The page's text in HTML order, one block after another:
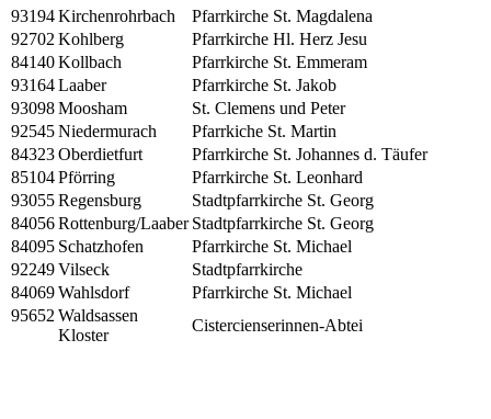
93194Kirchenrohrbach
Pfarrkirche St. Magdalena
92702 Kohlberg
Pfarrkirche Hl. Herz Jesu
84140Kollbach
Pfarrkirche St. Emmeram
93164Laaber
Pfarrkirche St. Jakob
93098Moosham
St. Clemens und Peter
92545Niedermurach
Pfarrkiche St. Martin
84323Oberdietfurt
Pfarrkirche St. Johannes d. Täufer
85104Pförring
Pfarrkirche St. Leonhard
93055Regensburg
Stadtpfarrkirche St. Georg
84056Rottenburg/Laaber Stadtpfarrkirche St. Georg
84095 Schatzhofen
Pfarrkirche St. Michael
92249Vilseck
Stadtpfarrkirche
84069Wahlsdorf
Pfarrkirche St. Michael
95652 Waldsassen
Kloster
Cistercienserinnen-Abtei